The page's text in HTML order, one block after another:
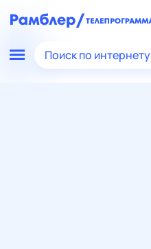
Поиск по интернету